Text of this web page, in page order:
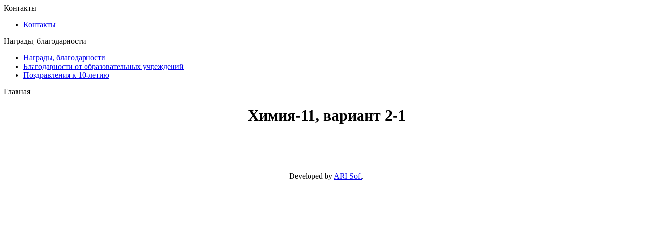
Контакты
Контакты
Награды, благодарности
Награды, благодарности
Благодарности от образовательных учреждений
Поздравления к 10-летию
Главная
Химия-11, вариант 2-1
Developed by ARI Soft.